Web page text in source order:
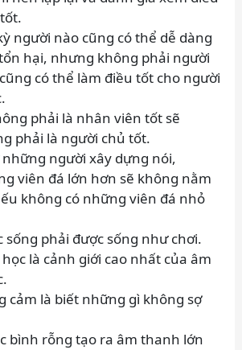
người nào cũng có thể dễ dàng
hại, nhưng không phải người
có thể làm điều tốt cho người
phải là nhân viên tốt sẽ
phải là người chủ tốt.
người xây dựng nói,
viên đá lớn hơn sẽ không nằm
không có những viên đá nhỏ
sống phải được sống như chơi.
là cảnh giới cao nhất của âm
cảm là biết những gì không sợ
bình rỗng tạo ra âm thanh lớn